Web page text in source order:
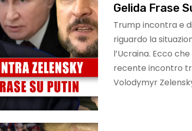
Gelida Frase
Trump incontra e
riguardo la
l’Ucraina. Ecco
recente incontro
Volodymyr